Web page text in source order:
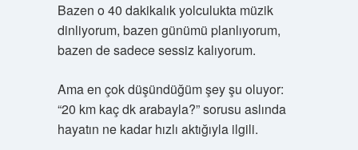
Bazen o 40 dakikalık yolculukta müzik
dinliyorum, bazen günümü planlıyorum,
bazen de sadece sessiz kalıyorum.
Ama en çok düşündüğüm şey şu oluyor:
“20 km kaç dk arabayla?” sorusu aslında
hayatın ne kadar hızlı aktığıyla ilgili.